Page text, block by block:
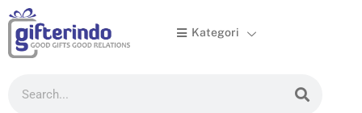
 Kategori